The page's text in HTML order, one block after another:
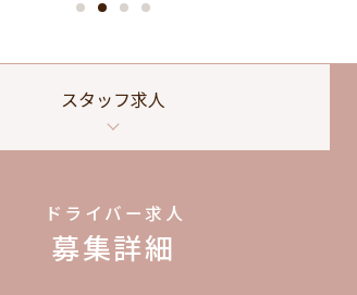
スタッフ求人
ドライバー求人
募集詳細